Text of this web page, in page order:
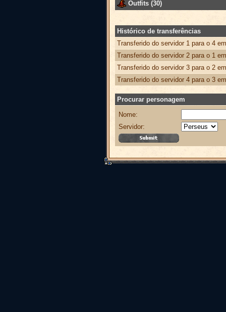
Outfits (30)
Histórico de transferências
Transferido do servidor 1 para o 4
Transferido do servidor 2 para o 1
Transferido do servidor 3 para o 2
Transferido do servidor 4 para o 3
Procurar personagem
Nome:
Servidor: